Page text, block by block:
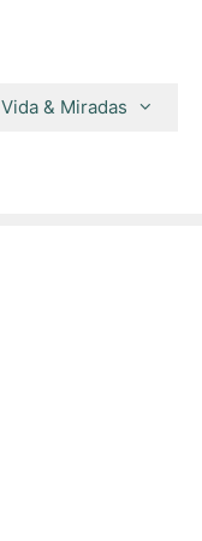
Vida & Miradas